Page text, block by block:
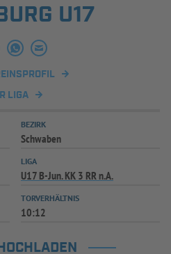
U17
LIGA
BEZIRK
Schwaben
LIGA
U17 B-Jun. KK 3 RR n.A.
TORVERHÄLTNIS
10:12